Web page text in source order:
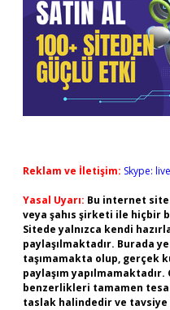
Reklam ve İletişim: Skype:
Yasal Uyarı: Bu internet
veya şahıs şirketi ile hiçbir
Sitede yalnızca kendi
paylaşılmaktadır. Burada
taşımamakta olup, gerçek
paylaşım
benzerlikleri tamamen
taslak halindedir ve